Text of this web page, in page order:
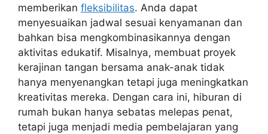
memberikan fleksibilitas. Anda dapat
menyesuaikan jadwal sesuai kenyamanan dan
bahkan bisa mengkombinasikannya dengan
aktivitas edukatif. Misalnya, membuat proyek
kerajinan tangan bersama anak-anak tidak
hanya menyenangkan tetapi juga meningkatkan
kreativitas mereka. Dengan cara ini, hiburan di
rumah bukan hanya sebatas melepas penat,
tetapi juga menjadi media pembelajaran yang